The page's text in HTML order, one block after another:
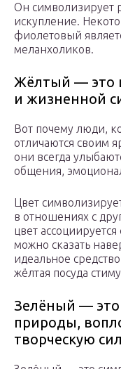
Он символизирует
искупление.
фиолетовый
меланхоликов.
Жёлтый — это
и жизненной
Вот почему люди,
отличаются своим
они всегда
общения,
Цвет
в отношениях с
цвет
можно сказать
идеальное
жёлтая посуда
Зелёный — это
природы,
творческую